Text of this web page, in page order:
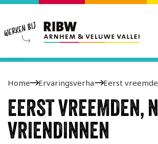
Home ErvaringsverhalenEerst
EERST VREEMDEN,
VRIENDINNEN